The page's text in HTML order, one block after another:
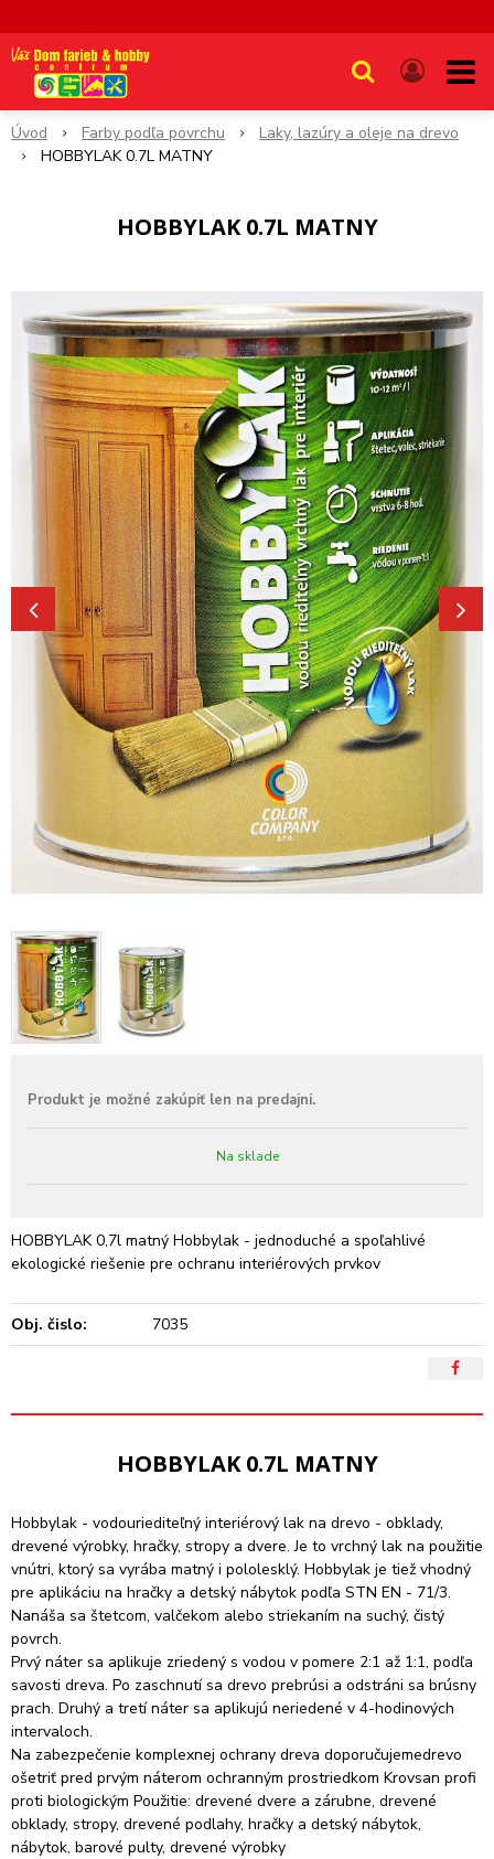
Úvod Farby podľa povrchu
Laky, lazúry a oleje na drevo
HOBBYLAK 0.7L MATNY
HOBBYLAK 0.7L MATNY
Na sklade
HOBBYLAK 0,7l matný Hobbylak - jednoduché a spoľahlivé
ekologické riešenie pre ochranu interiérových prvkov
Obj. čislo: 7035
HOBBYLAK 0.7L MATNY
Hobbylak - vodouriediteľný interiérový lak na drevo - obklady,
drevené výrobky, hračky, stropy a dvere. Je to vrchný lak na použitie
vnútri, ktorý sa vyrába matný i pololesklý. Hobbylak je tiež vhodný
pre aplikáciu na hračky a detský nábytok podľa STN EN - 71/3.
Nanáša sa štetcom, valčekom alebo striekaním na suchý, čistý
povrch.
Prvý náter sa aplikuje zriedený s vodou v pomere 2:1 až 1:1, podľa
savosti dreva. Po zaschnutí sa drevo prebrúsi a odstráni sa brúsny
prach. Druhý a tretí náter sa aplikujú neriedené v 4-hodinových
intervaloch.
Na zabezpečenie komplexnej ochrany dreva doporučujemedrevo
ošetriť pred prvým náterom ochranným prostriedkom Krovsan profi
proti biologickým Použitie: drevené dvere a zárubne, drevené
obklady, stropy, drevené podlahy, hračky a detský nábytok,
nábytok, barové pulty, drevené výrobky